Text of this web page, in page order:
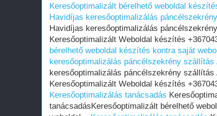
Keresőoptimalizált bérelhető weboldal
Havidíjas keresőoptimalizálás
Havidíjas keresőoptimalizálás
Keresőoptimalizált Weboldal készítés
bérelhető weboldal készítés kontra saját
keresőoptimalizálás páncélszekrény szállítás
keresőoptimalizálás páncélszekrény szállítás
Keresőoptimalizált Weboldal készítés
Keresőoptimalizálás tanácsadás
tanácsadásKeresőoptimalizált bérelhető